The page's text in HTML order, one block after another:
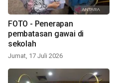
FOTO - Penerapan
pembatasan gawai di
sekolah
Jumat, 17 Juli 2026